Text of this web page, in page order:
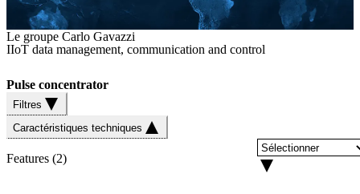
Le groupe Carlo Gavazzi
IIoT data management, communication and control
Pulse concentrator
Filtres
Caractéristiques techniques
Features (2)